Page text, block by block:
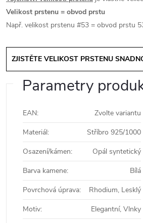
Velikost prstenu = obvod prstu
Např. velikost prstenu #53 = obvod prstu
ZJISTĚTE VELIKOST PRSTENU
Parametry
EAN:
Zvolte variantu
Materiál:
Stříbro 925/1000
Osazení/kámen:
Opál syntetický
Barva kamene:
Bílá
Povrchová úprava:
Rhodium, Lesklý
Motiv:
Elegantní, Vlnky